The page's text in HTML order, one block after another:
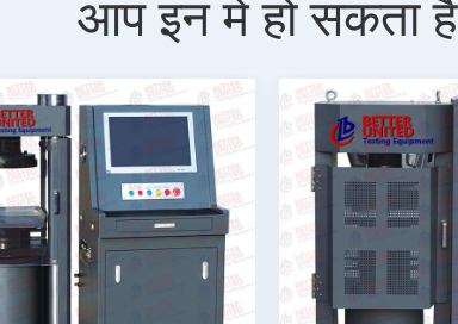
आप इन में हो सकता है